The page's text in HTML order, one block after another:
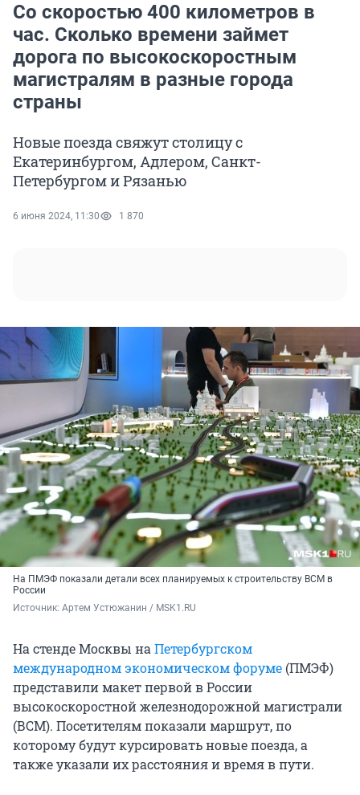
Со скоростью 400 километров в
час. Сколько времени займет
дорога по высокоскоростным
магистралям в разные города
страны
Новые поезда свяжут столицу с
Екатеринбургом, Адлером, Санкт-
Петербургом и Рязанью
6 июня 2024, 11:30 1 870
На ПМЭФ показали детали всех планируемых к строительству ВСМ в
России
Источник: Артем Устюжанин / MSK1.RU
На стенде Москвы наПетербургском
международном экономическом форуме (ПМЭФ)
представили макет первой в России
высокоскоростной железнодорожной магистрали
(ВСМ). Посетителям показали маршрут, по
которому будут курсировать новые поезда, а
также указали их расстояния и время в пути.